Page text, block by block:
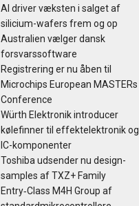
AI driver væksten i salget af
silicium-wafers frem og op
Australien vælger dansk
forsvarssoftware
Registrering er nu åben til
Microchips European MASTERs
Conference
Würth Elektronik introducer
kølefinner til effektelektronik og
IC-komponenter
Toshiba udsender nu design-
samples af TXZ+ Family
Entry‑Class M4H Group af